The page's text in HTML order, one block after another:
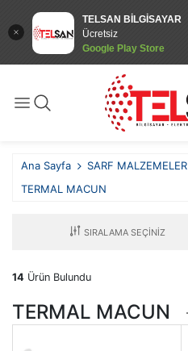
TELSAN BİLGİSAYAR
Ücretsiz
Google Play Store
Ana Sayfa SARF MALZEMELER
TERMAL MACUN
14 Ürün Bulundu
TERMAL MACUN